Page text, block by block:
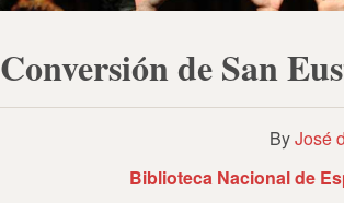
Conversión de San
ByJosé
Biblioteca Nacional de